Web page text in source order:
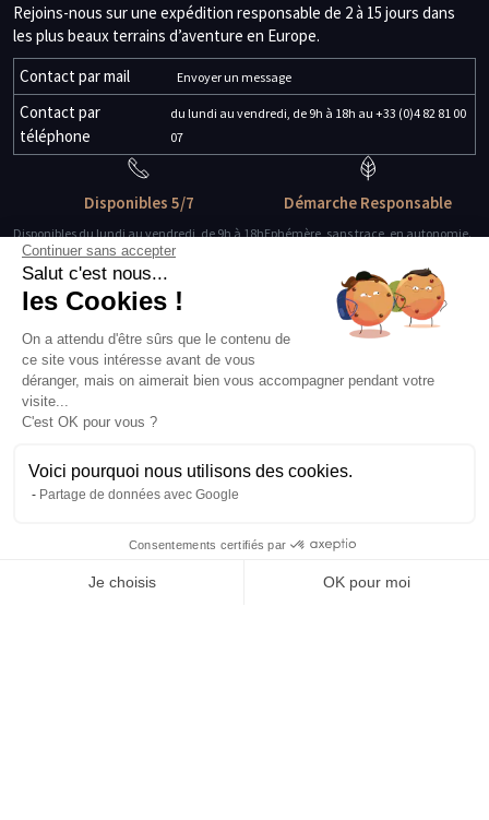
Rejoins-nous sur une expédition responsable de 2 à 15 jours dans
les plus beaux terrains d’aventure en Europe.
Contact par mail
Envoyer un message
Contact par
téléphone
du lundi au vendredi, de 9h à 18h au +33 (0)4 82 81 00
07
Disponibles 5/7
Disponibles du lundi au vendredi, de 9h à 18h
Des guides-explorateurs
Démarche Responsable
Ephémère, sans trace, en autonomie.
Matériel de qualité
Testé, éprouvé, certifié.
À propos
Conditions générales de vente
Conditions générales d'utilisation
Services
Continuer sans accepter
Salut c'est nous...
les Cookies !
On a attendu d'être sûrs que le contenu de
ce site vous intéresse avant de vous
déranger, mais on aimerait bien vous accompagner pendant votre
visite...
C'est OK pour vous ?
Voici pourquoi nous utilisons des cookies.
Partage de données avec Google
Consentements certifiés par
Je choisis
OK pour moi